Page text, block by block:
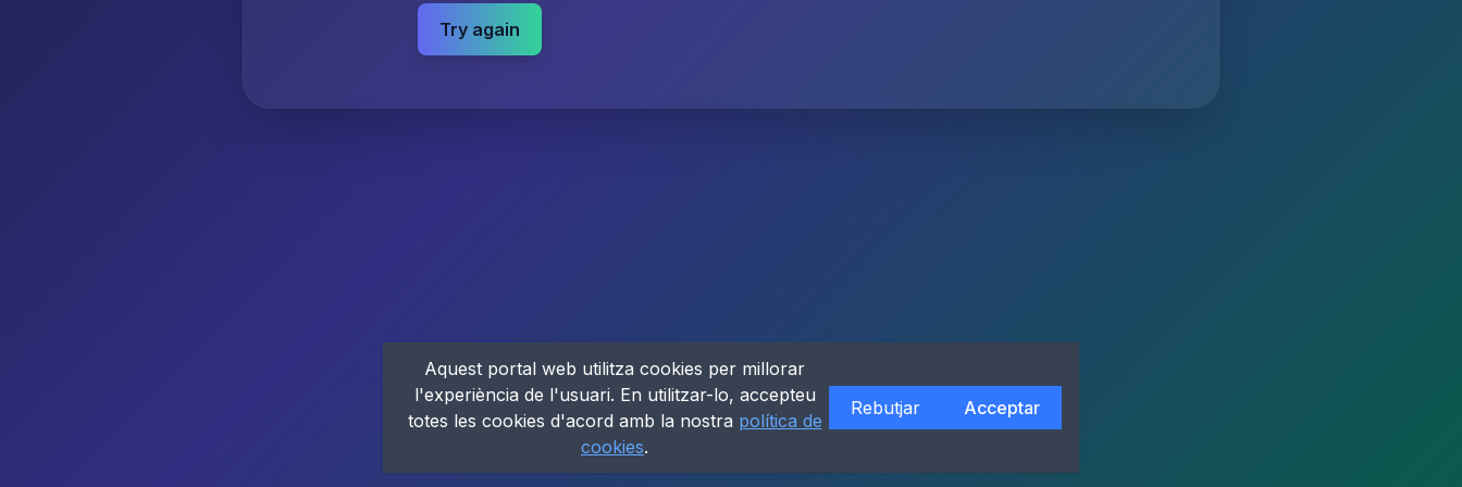
Try again
Aquest portal web utilitza cookies per millorar
l'experiència de l'usuari. En utilitzar-lo, accepteu
totes les cookies d'acord amb la nostra política de
cookies.
Rebutjar Acceptar